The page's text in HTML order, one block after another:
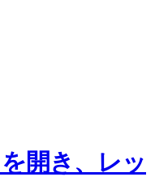
開き、レッ